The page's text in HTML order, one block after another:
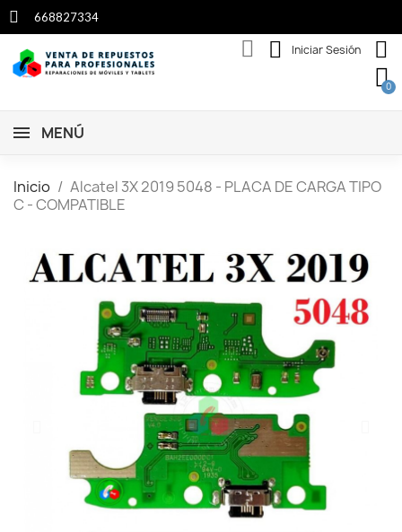
668827334
Iniciar Sesión
MENÚ
Inicio
Alcatel 3X 2019 5048 - PLACA DE CARGA TIPO
C - COMPATIBLE